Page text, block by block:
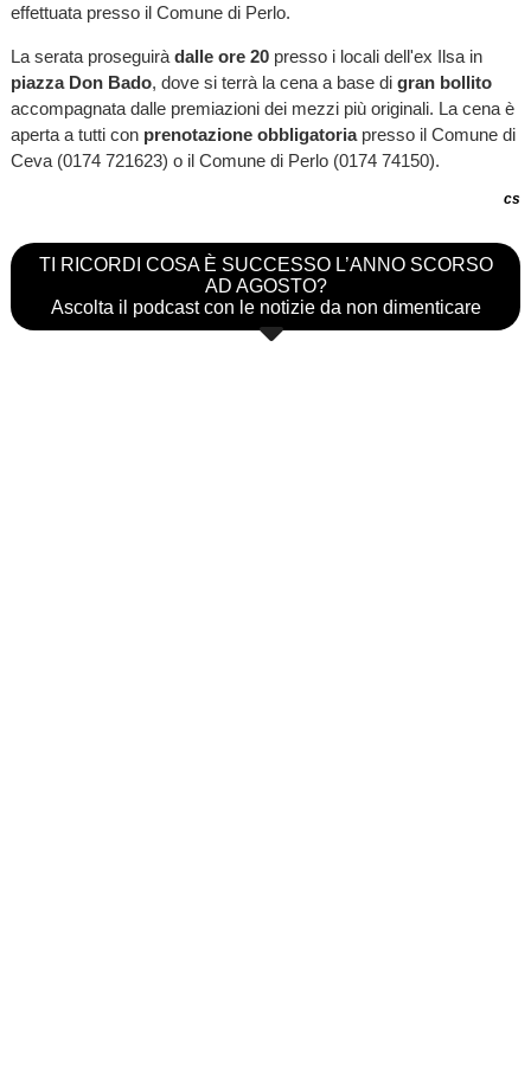
effettuata presso il Comune di Perlo.
La serata proseguirà dalle ore 20presso i locali dell'ex Ilsa in
piazza Don Bado, dove si terrà la cena a base di gran bollito
accompagnata dalle premiazioni dei mezzi più originali. La cena è
aperta a tutti con prenotazione obbligatoriapresso il Comune di
Ceva (0174 721623) o il Comune di Perlo (0174 74150).
cs
TI RICORDI COSA È SUCCESSO L’ANNO SCORSO
AD AGOSTO?
Ascolta il podcast con le notizie da non dimenticare